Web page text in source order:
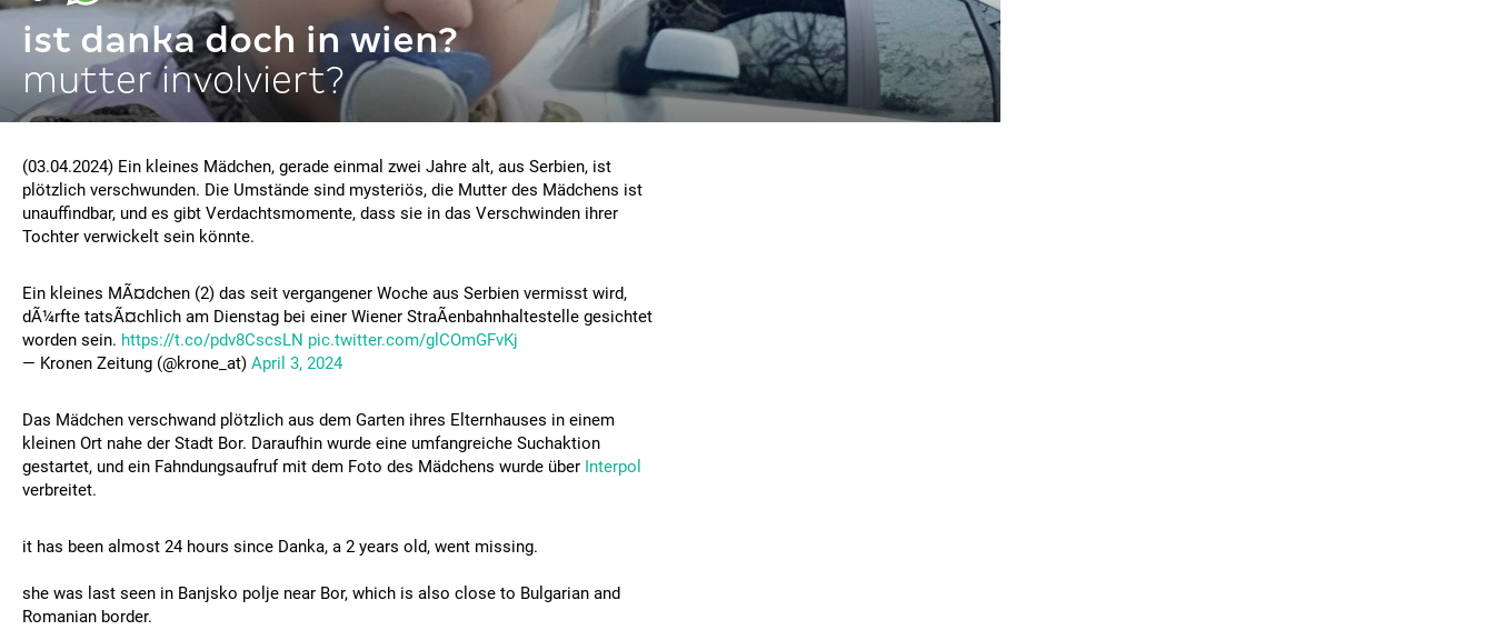
ist danka doch in wien?
mutter involviert?
(03.04.2024) Ein kleines Mädchen, gerade einmal zwei Jahre alt, aus Serbien, ist
plötzlich verschwunden. Die Umstände sind mysteriös, die Mutter des Mädchens ist
unauffindbar, und es gibt Verdachtsmomente, dass sie in das Verschwinden ihrer
Tochter verwickelt sein könnte.
Ein kleines MÃ¤dchen (2) das seit vergangener Woche aus Serbien vermisst wird,
dÃ¼rfte tatsÃ¤chlich am Dienstag bei einer Wiener StraÃenbahnhaltestelle gesichtet
worden sein. https://t.co/pdv8CscsLN pic.twitter.com/glCOmGFvKj
— Kronen Zeitung (@krone_at) April 3, 2024
Das Mädchen verschwand plötzlich aus dem Garten ihres Elternhauses in einem
kleinen Ort nahe der Stadt Bor. Daraufhin wurde eine umfangreiche Suchaktion
gestartet, und ein Fahndungsaufruf mit dem Foto des Mädchens wurde über Interpol
verbreitet.
it has been almost 24 hours since Danka, a 2 years old, went missing.
she was last seen in Banjsko polje near Bor, which is also close to Bulgarian and
Romanian border.